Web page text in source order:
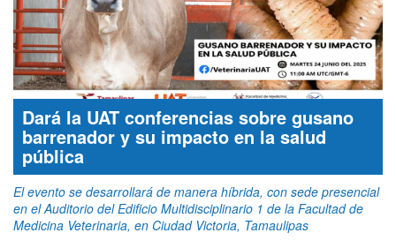
Dará la UAT conferencias sobre gusano
barrenador y su impacto en la salud
pública
El evento se desarrollará de manera híbrida, con sede presencial
en el Auditorio del Edificio Multidisciplinario 1 de la Facultad de
Medicina Veterinaria, en Ciudad Victoria, Tamaulipas